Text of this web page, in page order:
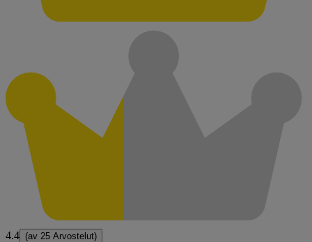
4.4 (av 25 Arvostelut)